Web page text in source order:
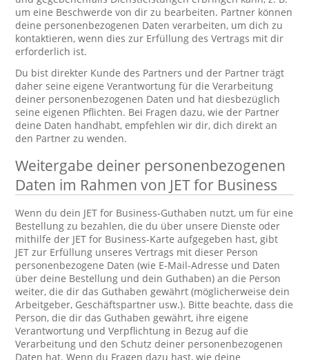
um eine Beschwerde von dir zu bearbeiten. Partner können
deine personenbezogenen Daten verarbeiten, um dich zu
kontaktieren, wenn dies zur Erfüllung des Vertrags mit dir
erforderlich ist.
Du bist direkter Kunde des Partners und der Partner trägt
daher seine eigene Verantwortung für die Verarbeitung
deiner personenbezogenen Daten und hat diesbezüglich
seine eigenen Pflichten. Bei Fragen dazu, wie der Partner
deine Daten handhabt, empfehlen wir dir, dich direkt an
den Partner zu wenden.
Weitergabe deiner personenbezogenen
Daten im Rahmen von JET for Business
Wenn du dein JET for Business-Guthaben nutzt, um für eine
Bestellung zu bezahlen, die du über unsere Dienste oder
mithilfe der JET for Business-Karte aufgegeben hast, gibt
JET zur Erfüllung unseres Vertrags mit dieser Person
personenbezogene Daten (wie E-Mail-Adresse und Daten
über deine Bestellung und dein Guthaben) an die Person
weiter, die dir das Guthaben gewährt (möglicherweise dein
Arbeitgeber, Geschäftspartner usw.). Bitte beachte, dass die
Person, die dir das Guthaben gewährt, ihre eigene
Verantwortung und Verpflichtung in Bezug auf die
Verarbeitung und den Schutz deiner personenbezogenen
Daten hat. Wenn du Fragen dazu hast, wie deine